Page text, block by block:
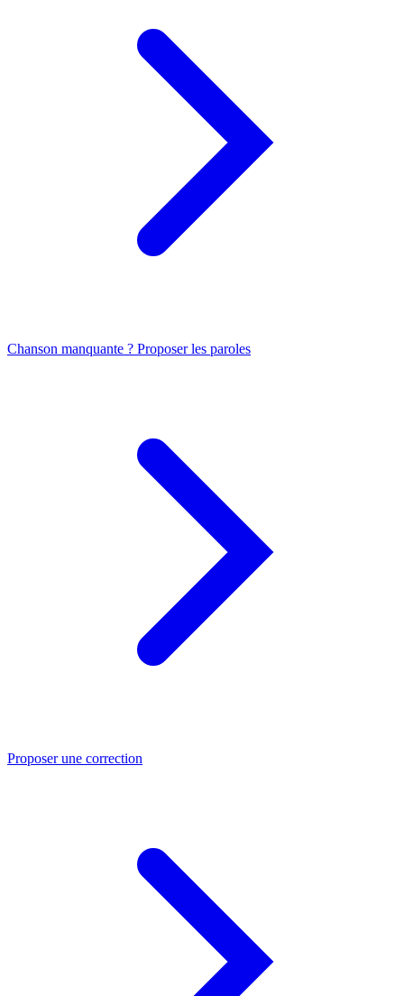
Chanson manquante ? Proposer les paroles
Proposer une correction